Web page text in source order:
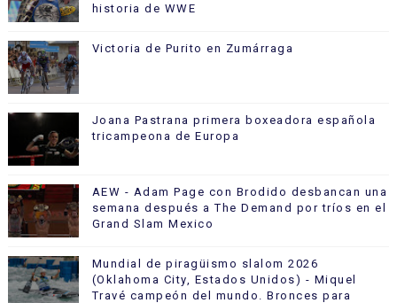
historia de WWE
Victoria de Purito en Zumárraga
Joana Pastrana primera boxeadora española
tricampeona de Europa
AEW - Adam Page con Brodido desbancan una
semana después a The Demand por tríos en el
Grand Slam Mexico
Mundial de piragüismo slalom 2026
(Oklahoma City, Estados Unidos) - Miquel
Travé campeón del mundo. Bronces para